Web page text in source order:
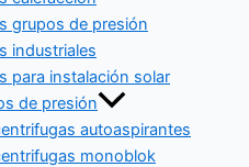
grupos de presión
industriales
para instalación solar
de presión
autoaspirantes
monoblok